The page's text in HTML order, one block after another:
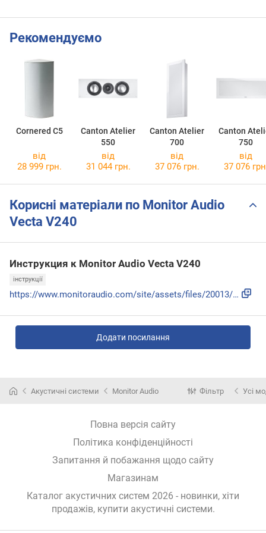
Рекомендуємо
Cornered C5
Canton Atelier
550
Canton Atelier
700
Canton
750
від
28 999 грн.
від
31 044 грн.
від
37 076 грн.
від
37 076
Корисні матеріали по Monitor Audio
Vecta V240
Инструкция к Monitor Audio Vecta V240
інструкції
https://www.monitoraudio.com/site/assets/files/20013/vecta_...
Додати посилання
Акустичні системи Monitor Audio Фільтр Усі
Повна версія сайту
Політика конфіденційності
Запитання й побажання щодо сайту
Магазинам
Каталог акустичних систем 2026 - новинки, хіти
продажів, купити акустичні системи.